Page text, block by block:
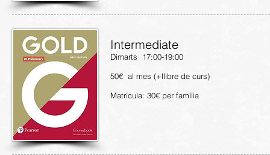
Intermediate
Dimarts 17:00-19:00
50€ al mes (+llibre de curs)
Matrícula: 30€ per família